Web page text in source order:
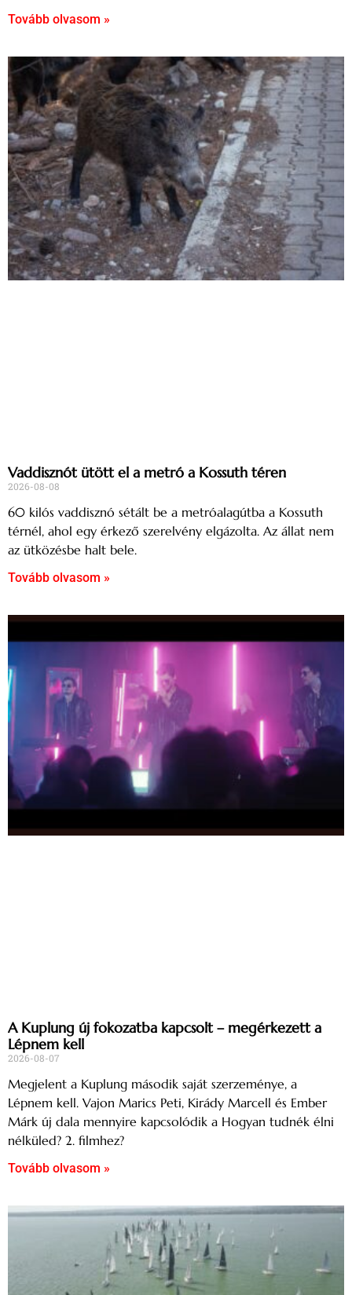
Tovább olvasom »
Vaddisznót ütött el a metró a Kossuth téren
2026-08-08
60 kilós vaddisznó sétált be a metróalagútba a Kossuth
térnél, ahol egy érkező szerelvény elgázolta. Az állat nem
az ütközésbe halt bele.
Tovább olvasom »
A Kuplung új fokozatba kapcsolt – megérkezett a
Lépnem kell
2026-08-07
Megjelent a Kuplung második saját szerzeménye, a
Lépnem kell. Vajon Marics Peti, Kirády Marcell és Ember
Márk új dala mennyire kapcsolódik a Hogyan tudnék élni
nélküled? 2. filmhez?
Tovább olvasom »